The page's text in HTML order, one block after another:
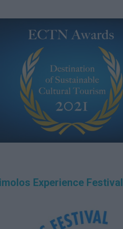
Experience Festival